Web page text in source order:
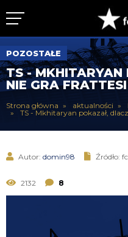
KLUB
DRUŻYNA
SERIE A
PUCHARY
DLA TIFOSICH
SERWIS
POZOSTAŁE
TS -
NIE GRA FRATTESI
Strona główna aktualności
TS - Mkhitaryan pokazał,
Autor: domin98 Źródło:
2132 8